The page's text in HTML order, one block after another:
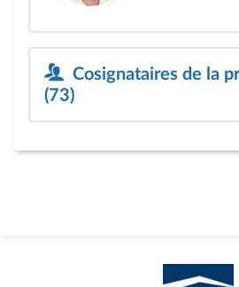
Cosignataires de la
(73)